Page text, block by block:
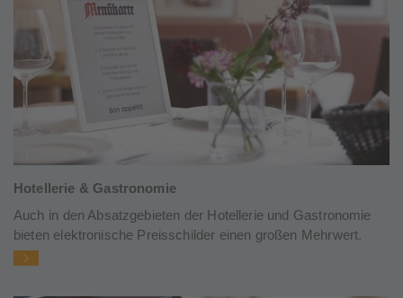
Hotellerie & Gastronomie
Auch in den Absatzgebieten der Hotellerie und Gastronomie
bieten elektronische Preisschilder einen großen Mehrwert.